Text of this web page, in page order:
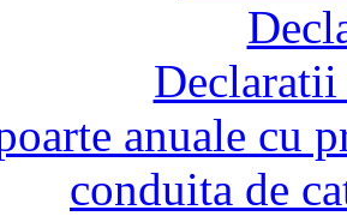
anuale cu
conduita de